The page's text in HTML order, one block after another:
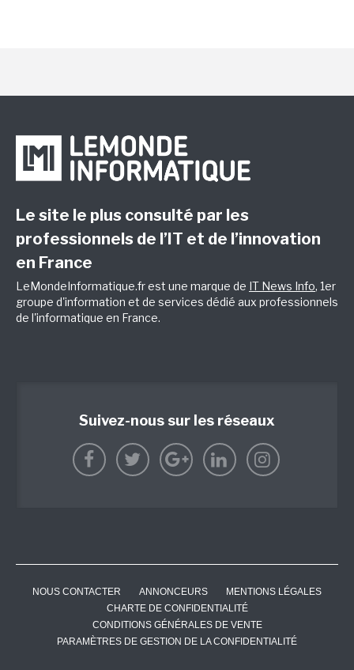
Le site le plus consulté par les
professionnels de l’IT et de l’innovation
en France
LeMondeInformatique.fr est une marque de IT News Info, 1er
groupe d'information et de services dédié aux professionnels
de l'informatique en France.
Suivez-nous sur les réseaux
NOUS CONTACTER ANNONCEURS
MENTIONS LÉGALES
CHARTE DE CONFIDENTIALITÉ
CONDITIONS GÉNÉRALES DE VENTE
PARAMÈTRES DE GESTION DE LA CONFIDENTIALITÉ